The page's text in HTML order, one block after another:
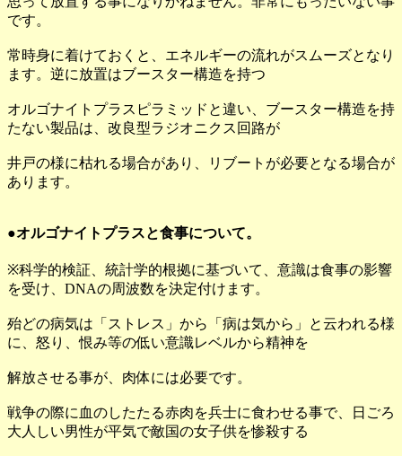
です。
常時身に着けておくと、エネルギーの流れがスムーズとなり
ます。逆に放置はブースター構造を持つ
オルゴナイトプラスピラミッドと違い、ブースター構造を持
たない製品は、改良型ラジオニクス回路が
井戸の様に枯れる場合があり、リブートが必要となる場合が
あります。
●オルゴナイトプラスと食事について。
※科学的検証、統計学的根拠に基づいて、意識は食事の影響
を受け、DNAの周波数を決定付けます。
殆どの病気は「ストレス」から「病は気から」と云われる様
に、怒り、恨み等の低い意識レベルから精神を
解放させる事が、肉体には必要です。
戦争の際に血のしたたる赤肉を兵士に食わせる事で、日ごろ
大人しい男性が平気で敵国の女子供を惨殺する